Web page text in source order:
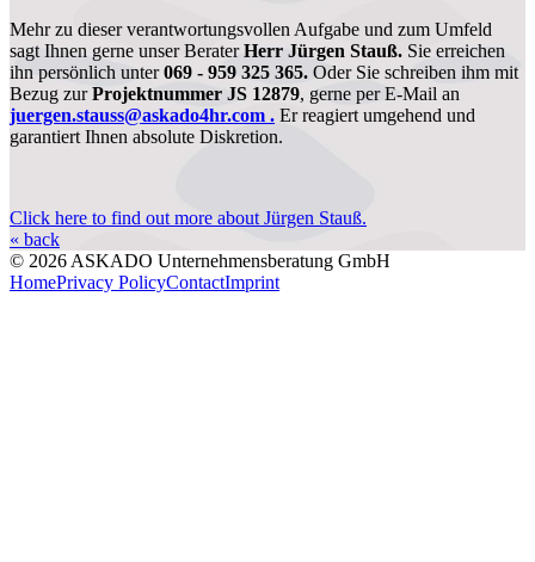
Mehr zu dieser verantwortungsvollen Aufgabe und zum Umfeld
sagt Ihnen gerne unser BeraterHerr Jürgen Stauß. Sie erreichen
ihn persönlich unter069 - 959 325 365. Oder Sie schreiben ihm mit
Bezug zurProjektnummer JS 12879, gerne per E-Mail an
juergen.stauss@askado4hr.com . Er reagiert umgehend und
garantiert Ihnen absolute Diskretion.
Click here to find out more about Jürgen Stauß.
« back
© 2026 ASKADO Unternehmensberatung GmbH
HomePrivacy PolicyContactImprint